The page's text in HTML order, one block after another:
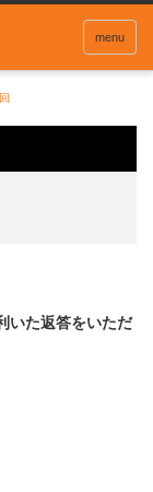
menu
いた返答をいただ